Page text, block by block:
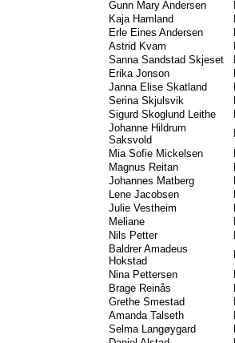
Gunn Mary Andersen
Kaja Hamland
Erle Eines Andersen
Astrid Kvam
Sanna Sandstad Skjeset
Erika Jonson
Janna Elise Skatland
Serina Skjulsvik
Sigurd Skoglund Leithe
Johanne Hildrum
Saksvold
Mia Sofie Mickelsen
Magnus Reitan
Johannes Matberg
Lene Jacobsen
Julie Vestheim
Meliane
Nils Petter
Baldrer Amadeus
Hokstad
Nina Pettersen
Brage Reinås
Grethe Smestad
Amanda Talseth
Selma Langøygard